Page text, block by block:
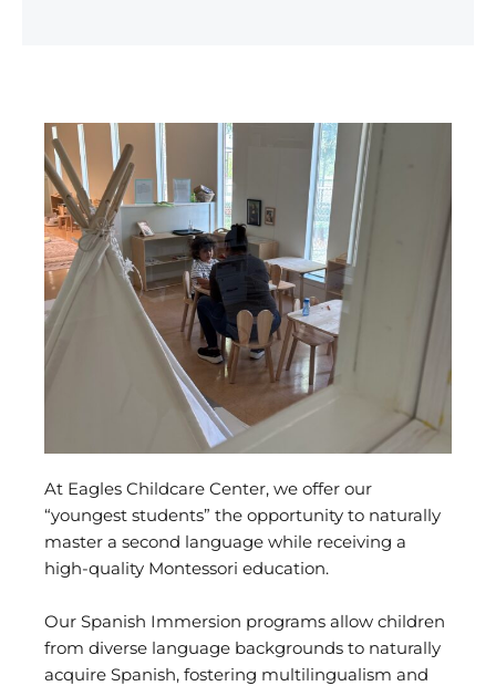
At Eagles Childcare Center, we offer our
“youngest students” the opportunity to naturally
master a second language while receiving a
high-quality Montessori education.
Our Spanish Immersion programs allow children
from diverse language backgrounds to naturally
acquire Spanish, fostering multilingualism and